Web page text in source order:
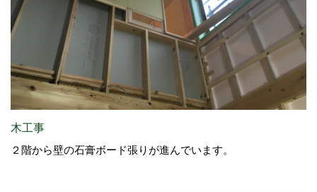
木工事
２階から壁の石膏ボード張りが進んでいます。